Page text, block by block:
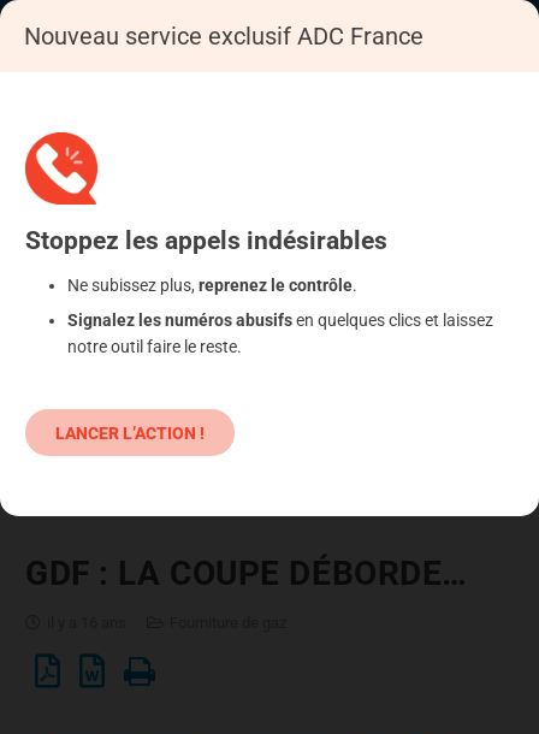
Fourniture de gaz
GDF : LA COUPE DÉBORDE…
Nouveau service exclusif ADC France
Stoppez les appels indésirables
Ne subissez plus, reprenez le contrôle.
Signalez les numéros abusifsen quelques clics et laissez
notre outil faire le reste.
LANCER L’ACTION !